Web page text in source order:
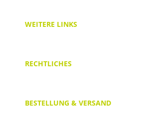
WEITERE LINKS
RECHTLICHES
BESTELLUNG & VERSAND